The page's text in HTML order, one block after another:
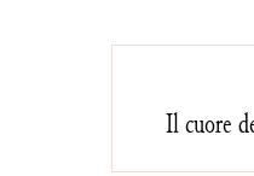
Il cuore